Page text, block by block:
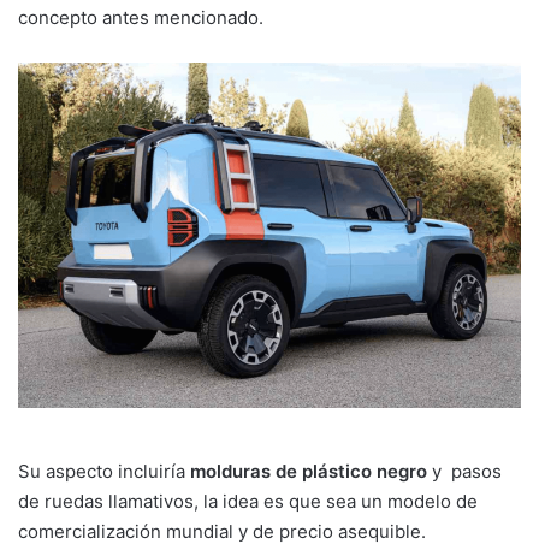
concepto antes mencionado.
Su aspecto incluiría molduras de plástico negro y pasos
de ruedas llamativos, la idea es que sea un modelo de
comercialización mundial y de precio asequible.